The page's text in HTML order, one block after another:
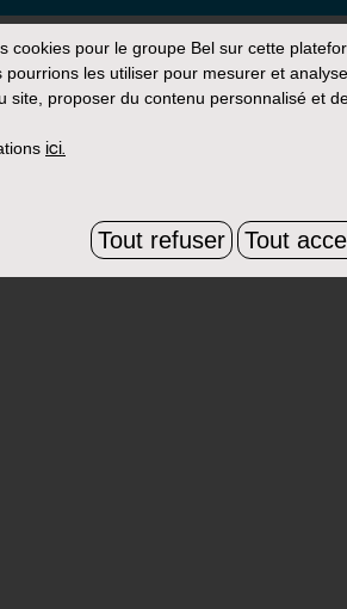
cookies pour le groupe Bel sur cette
les utiliser pour mesurer et
site, proposer du contenu personnalisé et
ici.
Tout refuser Tout